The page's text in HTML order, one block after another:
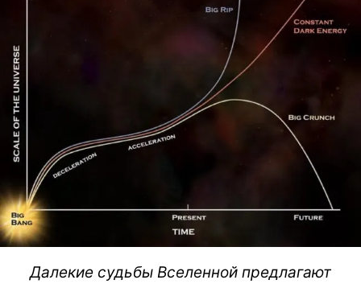
Далекие судьбы Вселенной предлагают